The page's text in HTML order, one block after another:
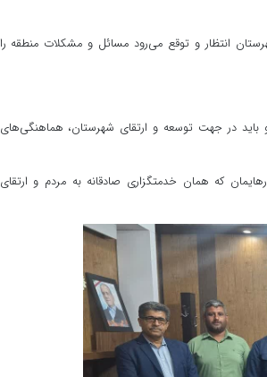
انتظار و توقع می‌رود مسائل و مشکلات منطقه را
باید در جهت توسعه و ارتقای شهرستان، هماهنگی‌های
که همان خدمتگزاری صادقانه به مردم و ارتقای